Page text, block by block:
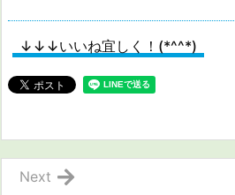
↓↓↓いいね宜しく！(*^^*)
Next